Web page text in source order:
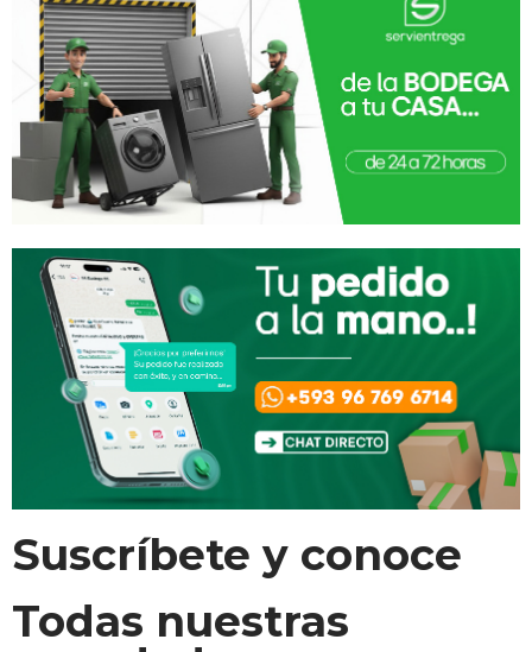
Suscríbete y conoce
Todas nuestras